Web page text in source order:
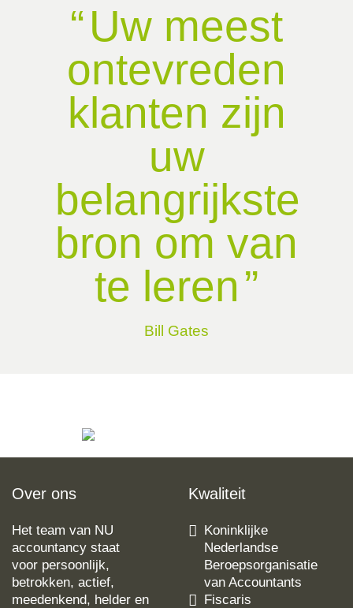
Uw meest
ontevreden
klanten zijn
uw
belangrijkste
bron om van
te leren
Bill Gates
Over ons
Het team van NU
accountancy staat
voor persoonlijk,
betrokken, actief,
meedenkend, helder en
Kwaliteit
Koninklijke
Nederlandse
Beroepsorganisatie
van Accountants
Fiscaris